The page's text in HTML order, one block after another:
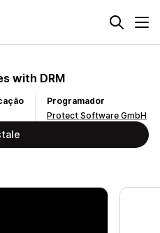
with DRM
Programador
Protect Software GmbH